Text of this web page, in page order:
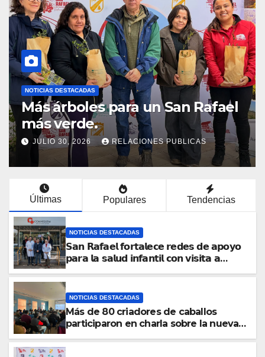
NOTICIAS DESTACADAS
Un encuentro que destacó el
compromiso, el aprendizaje y el
liderazgo de las mujeres de
nuestra comuna.
JULIO 29, 2026 RELACIONES PUBLICAS
Últimas Populares Tendencias
NOTICIAS DESTACADAS
𝗦𝗮𝗻 𝗥𝗮𝗳𝗮𝗲𝗹 𝗳𝗼𝗿𝘁𝗮𝗹𝗲𝗰𝗲 𝗿𝗲𝗱𝗲𝘀 𝗱𝗲 𝗮𝗽𝗼𝘆𝗼
𝗽𝗮𝗿𝗮 𝗹𝗮 𝘀𝗮𝗹𝘂𝗱 𝗶𝗻𝗳𝗮𝗻𝘁𝗶𝗹 𝗰𝗼𝗻 𝘃𝗶𝘀𝗶𝘁𝗮 𝗮
NOTICIAS DESTACADAS
Más de 80 criadores de caballos
participaron en charla sobre la nueva